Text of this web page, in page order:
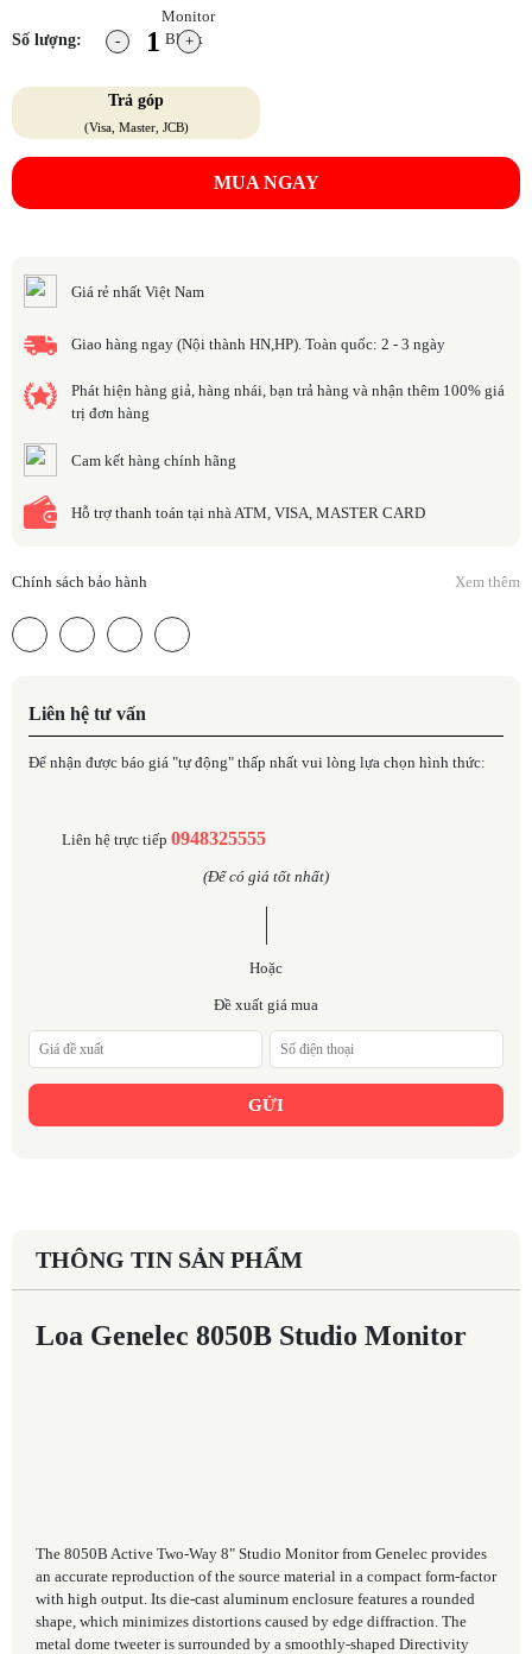
Số lượng:
Trả góp
(Visa, Master, JCB)
MUA NGAY
Giá rẻ nhất Việt Nam
Giao hàng ngay (Nội thành HN,HP). Toàn quốc: 2 - 3 ngày
Phát hiện hàng giả, hàng nhái, bạn trả hàng và nhận thêm 100% giá
trị đơn hàng
Cam kết hàng chính hãng
Hỗ trợ thanh toán tại nhà ATM, VISA, MASTER CARD
Chính sách bảo hành Xem thêm
Liên hệ tư vấn
Để nhận được báo giá "tự động" thấp nhất vui lòng lựa chọn hình thức:
Liên hệ trực tiếp 0948325555
(Để có giá tốt nhất)
Hoặc
Đề xuất giá mua
GỬI
THÔNG TIN SẢN PHẨM
Loa Genelec 8050B Studio Monitor
The 8050B Active Two-Way 8" Studio Monitor from Genelec provides
an accurate reproduction of the source material in a compact form-factor
with high output. Its die-cast aluminum enclosure features a rounded
shape, which minimizes distortions caused by edge diffraction. The
metal dome tweeter is surrounded by a smoothly-shaped Directivity